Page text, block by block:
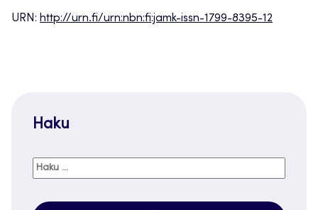
URN: http://urn.fi/urn:nbn:fi:jamk-issn-1799-8395-12
Haku
Haku: